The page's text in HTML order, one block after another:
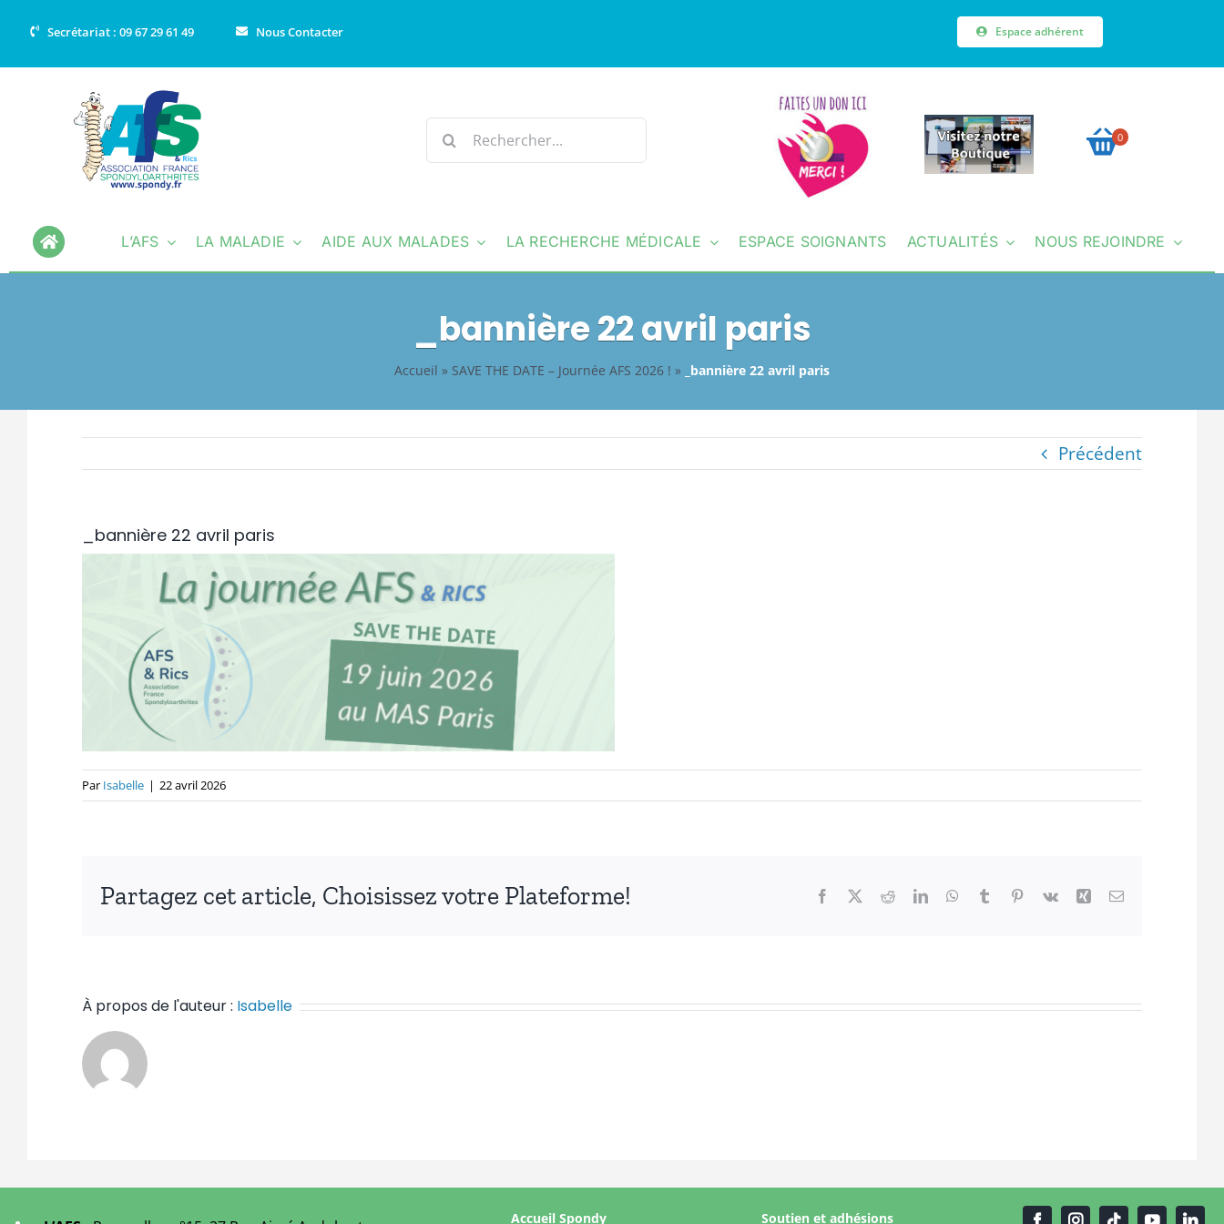
Secrétariat : 09 67 29 61 49 Nous Contacter Espace adhérent
Rechercher: 0
L’AFS LA MALADIE AIDE AUX MALADES LA RECHERCHE MÉDICALE ESPACE SOIGNANTS ACTUALITÉS NOUS REJOINDRE
_bannière 22 avril paris
Accueil » SAVE THE DATE – Journée AFS 2026 ! » _bannière 22 avril paris
Précédent
_bannière 22 avril paris
Par Isabelle | 22 avril 2026
Partagez cet article, Choisissez votre Plateforme! Facebook RedditLinkedInWhatsApp
Tumblr Pinterest
Vk Xing Email
À propos de l'auteur : Isabelle
Accueil Spondy Soutien et adhésions